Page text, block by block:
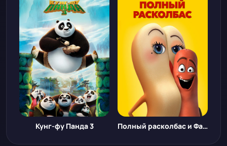
Кунг-фу Панда 3 Полный расколбас и Фантастические твари: Тайны Дамблдора